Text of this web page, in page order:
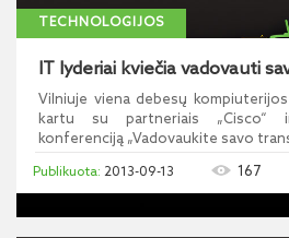
TECHNOLOGIJOS
IT lyderiai kviečia vadovauti
Vilniuje viena debesų
kartu su partneriais „Cisco“
konferenciją „Vadovaukite savo
2013-09-13 167